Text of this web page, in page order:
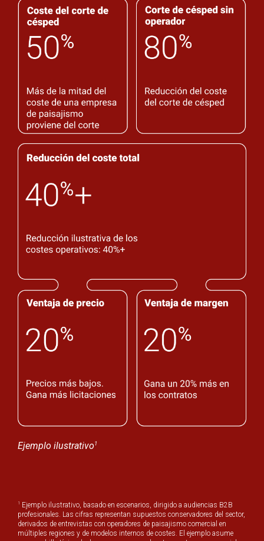
Ejemplo ilustrativo1
1 Ejemplo ilustrativo, basado en escenarios, dirigido a audiencias B2B
profesionales. Las cifras representan supuestos conservadores del sector,
derivados de entrevistas con operadores de paisajismo comercial en
múltiples regiones y de modelos internos de costes. El ejemplo asume